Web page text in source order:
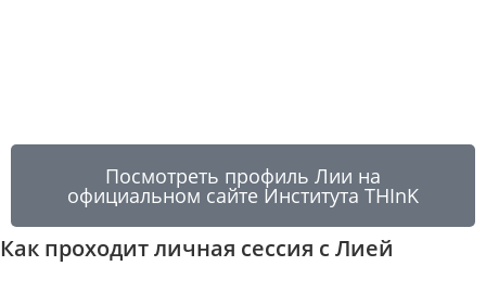
Посмотреть профиль Лии на
официальном сайте Института THInK
Как проходит личная сессия с Лией